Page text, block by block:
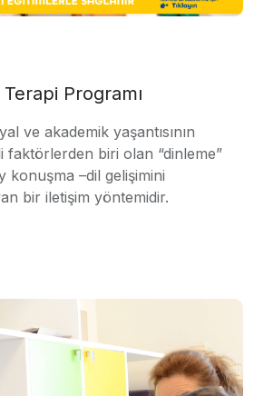
Programı
ve akademik yaşantısının
faktörlerden biri olan “dinleme”
–dil gelişimini
bir iletişim yöntemidir.